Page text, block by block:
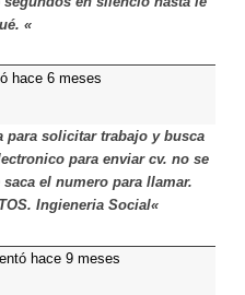
«
hace 6 meses
para solicitar trabajo y busca
para enviar cv. no se
el numero para llamar.
Ingieneria Social«
hace 9 meses